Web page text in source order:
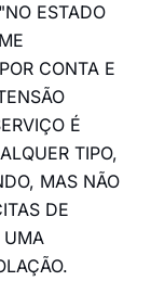
ESTADO
CONTA E
É
TIPO,
MAS NÃO
DE
UMA